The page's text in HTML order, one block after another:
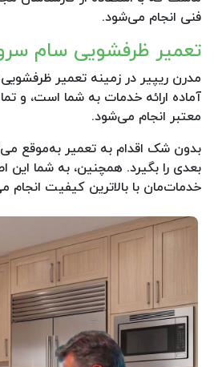
فنی انجام می‌شود.
تعمیر ظرفشویی سام
مدرن ریپیر در زمینه تعمیر
آماده ارائه خدمات به شما است، و
معتبر انجام می‌شود.
بدون شک اقدام به تعمیر به‌موقع
بعدی را بگیرد. همچنین، به شما این
خدمات‌مان با بالاترین کیفیت انجام